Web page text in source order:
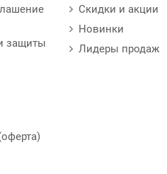
защиты
Скидки и акции
Новинки
Лидеры продаж